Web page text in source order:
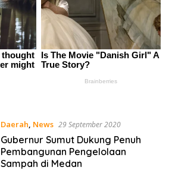
Daerah, News 29 September 2020
Gubernur Sumut Dukung Penuh
Pembangunan Pengelolaan
Sampah di Medan